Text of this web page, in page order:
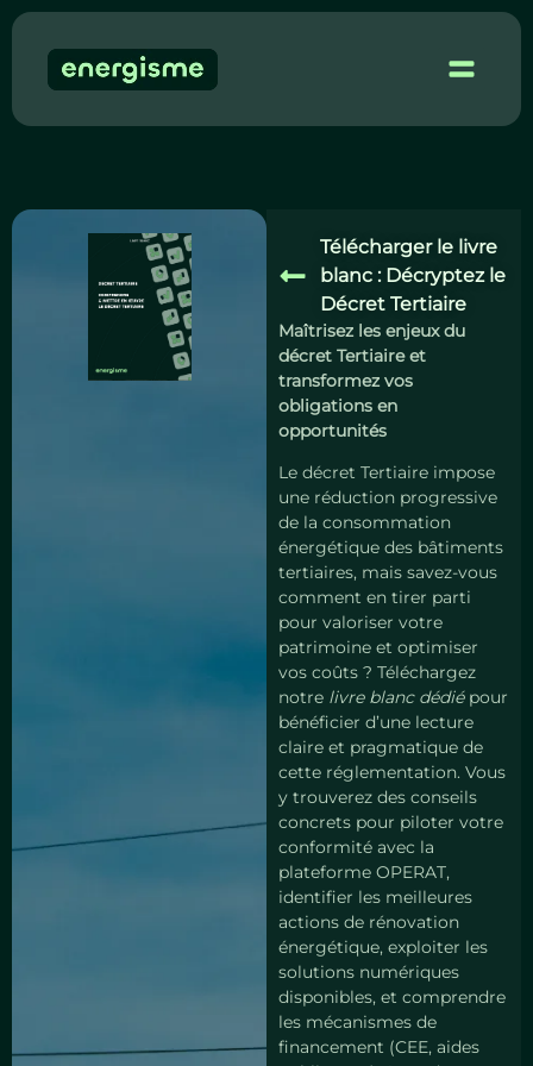
Télécharger le livre
blanc : Décryptez le
Décret Tertiaire
Maîtrisez les enjeux du
décret Tertiaire et
transformez vos
obligations en
opportunités
Le décret Tertiaire impose
une réduction progressive
de la consommation
énergétique des bâtiments
tertiaires, mais savez-vous
comment en tirer parti
pour valoriser votre
patrimoine et optimiser
vos coûts ? Téléchargez
notre livre blanc dédiépour
bénéficier d’une lecture
claire et pragmatique de
cette réglementation. Vous
y trouverez des conseils
concrets pour piloter votre
conformité avec la
plateforme OPERAT,
identifier les meilleures
actions de rénovation
énergétique, exploiter les
solutions numériques
disponibles, et comprendre
les mécanismes de
financement (CEE, aides